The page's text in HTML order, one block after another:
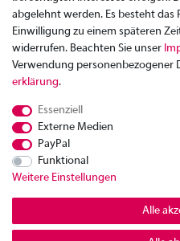
Zahlung
Rücksendung
Datenschutzerklärung
AGB
Widerrufsrecht
abgelehnt werden. Es besteht
Einwilligung zu einem späteren
widerrufen. Beachten Sie unser
Verwendung personenbezogener
erklärung.
Essenziell
Externe Medien
PayPal
Funktional
Weitere Einstellungen
Alle